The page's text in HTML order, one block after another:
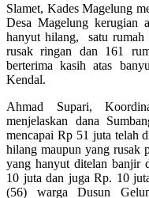
Slamet, Kades Magelung
Desa Magelung kerugian
hanyut hilang, satu rumah
rusak ringan dan 161
berterima kasih atas
Kendal.
Ahmad Supari,
menjelaskan dana
mencapai Rp 51 juta telah
hilang maupun yang rusak
yang hanyut ditelan banjir
10 juta dan juga Rp. 10
(56) warga Dusun